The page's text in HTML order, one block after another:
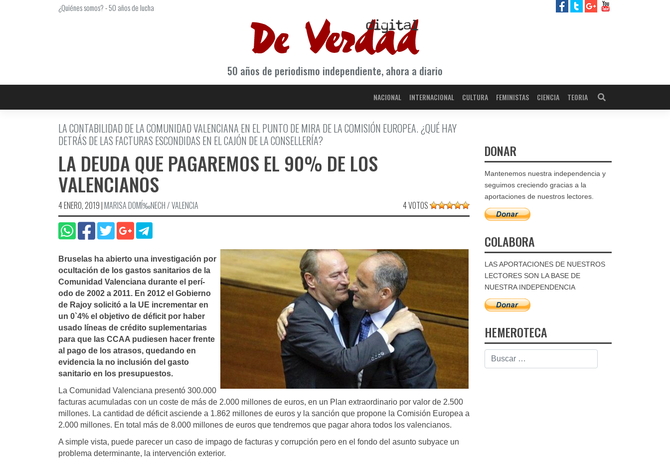
¿Quiénes somos?-50 años de lucha
50 años de periodismo independiente, ahora a diario
NACIONAL INTERNACIONAL CULTURA FEMINISTAS CIENCIA TEORIA
LA CONTABILIDAD DE LA COMUNIDAD VALENCIANA EN EL PUNTO DE MIRA DE LA COMISIÓN EUROPEA. ¿QUÉ HAY
DETRÁS DE LAS FACTURAS ESCONDIDAS EN EL CAJÓN DE LA CONSELLERÍ­A?
LA DEUDA QUE PAGAREMOS EL 90% DE LOS
VALENCIANOS
4 ENERO, 2019|MARISA DOMÍ‰NECH / VALENCIA 4 VOTOS
Bruselas ha abierto una investigación por
ocultación de los gastos sanitarios de la
Comunidad Valenciana durante el perí­
odo de 2002 a 2011. En 2012 el Gobierno
de Rajoy solicitó a la UE incrementar en
un 0`4% el objetivo de déficit por haber
usado lí­neas de crédito suplementarias
para que las CCAA pudiesen hacer frente
al pago de los atrasos, quedando en
evidencia la no inclusión del gasto
sanitario en los presupuestos.
La Comunidad Valenciana presentó 300.000
facturas acumuladas con un coste de más de 2.000 millones de euros, en un Plan extraordinario por valor de 2.500
millones. La cantidad de déficit asciende a 1.862 millones de euros y la sanción que propone la Comisión Europea a
2.000 millones. En total más de 8.000 millones de euros que tendremos que pagar ahora todos los valencianos.
A simple vista, puede parecer un caso de impago de facturas y corrupción pero en el fondo del asunto subyace un
problema determinante, la intervención exterior.
DONAR
Mantenemos nuestra independencia y
seguimos creciendo gracias a la
aportaciones de nuestros lectores.
COLABORA
LAS APORTACIONES DE NUESTROS
LECTORES SON LA BASE DE
NUESTRA INDEPENDENCIA
HEMEROTECA